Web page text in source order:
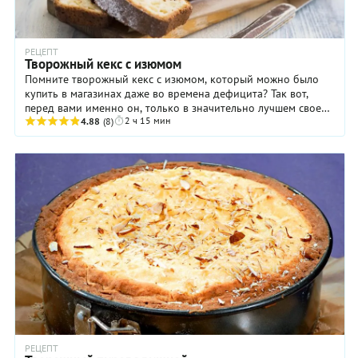
РЕЦЕПТ
Творожный кекс с изюмом
Помните творожный кекс с изюмом, который можно было
купить в магазинах даже во времена дефицита? Так вот,
перед вами именно он, только в значительно лучшем своем
проявлении. Потому что для ...
4.88 (8) 2 ч 15 мин
РЕЦЕПТ